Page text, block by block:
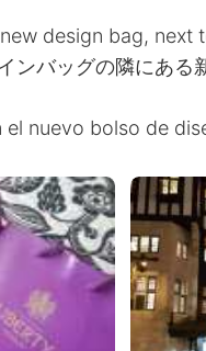
design bag,
ンバッグの隣にあ
el nuevo bolso de